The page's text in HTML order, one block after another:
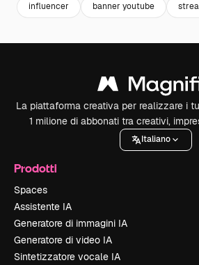
influencer banner youtube
La piattaforma creativa per realizzare i
1 milione di abbonati tra creativi,
Italiano
Prodotti
Spaces
Assistente IA
Generatore di immagini IA
Generatore di video IA
Sintetizzatore vocale IA